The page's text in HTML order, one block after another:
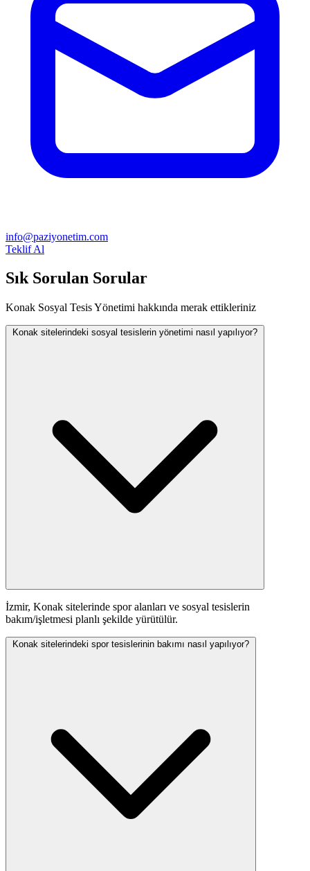
info@paziyonetim.com
Teklif Al
Sık Sorulan Sorular
Konak Sosyal Tesis Yönetimi hakkında merak ettikleriniz
Konak sitelerindeki sosyal tesislerin yönetimi nasıl yapılıyor?
İzmir, Konak sitelerinde spor alanları ve sosyal tesislerin
bakım/işletmesi planlı şekilde yürütülür.
Konak sitelerindeki spor tesislerinin bakımı nasıl yapılıyor?